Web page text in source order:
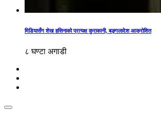
मिडियासँग शेख हसिनाको प्रत्यक्ष कुराकानी, बङ्गलादेश आक्रोशित
८ घण्टा अगाडी